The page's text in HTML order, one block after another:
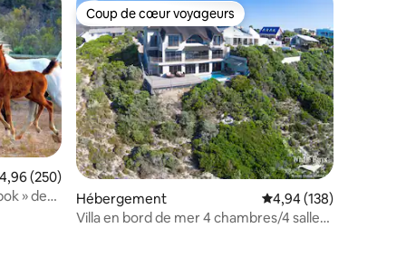
: 4,93 sur 5
appréciés
moyenne sur la base de 250 commentaires : 4,96 sur 5
4,96 (250)
» de
Coup de cœur voyageurs
Coup de cœur voyageurs
Hébergement Évaluation moyenne
4,94 (138)
Villa en bord de mer 4 chambres/4 salles